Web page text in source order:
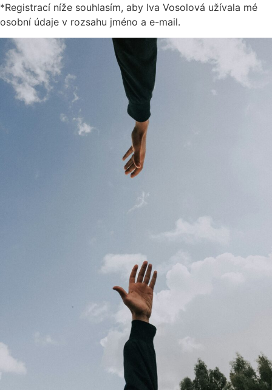
*Registrací níže souhlasím, aby Iva Vosolová užívala mé
osobní údaje v rozsahu jméno a e-mail.